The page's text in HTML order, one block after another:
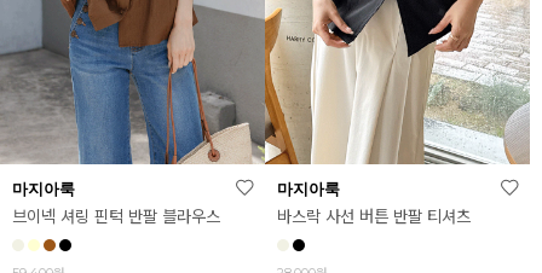
마지아룩
브이넥 셔링 핀턱 반팔 블라우스
마지아룩
바스락 사선 버튼 반팔 티셔츠